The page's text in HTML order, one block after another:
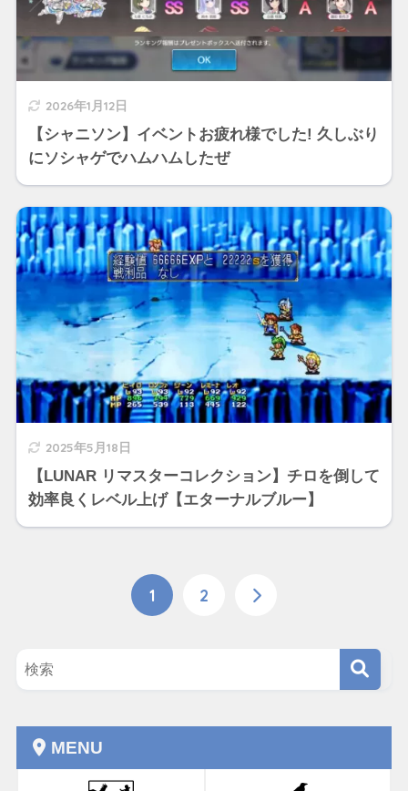
2026年1月12日
【シャニソン】イベントお疲れ様でした! 久しぶり
にソシャゲでハムハムしたぜ
2025年5月18日
【LUNAR リマスターコレクション】チロを倒して
効率良くレベル上げ【エターナルブルー】
1 2
MENU